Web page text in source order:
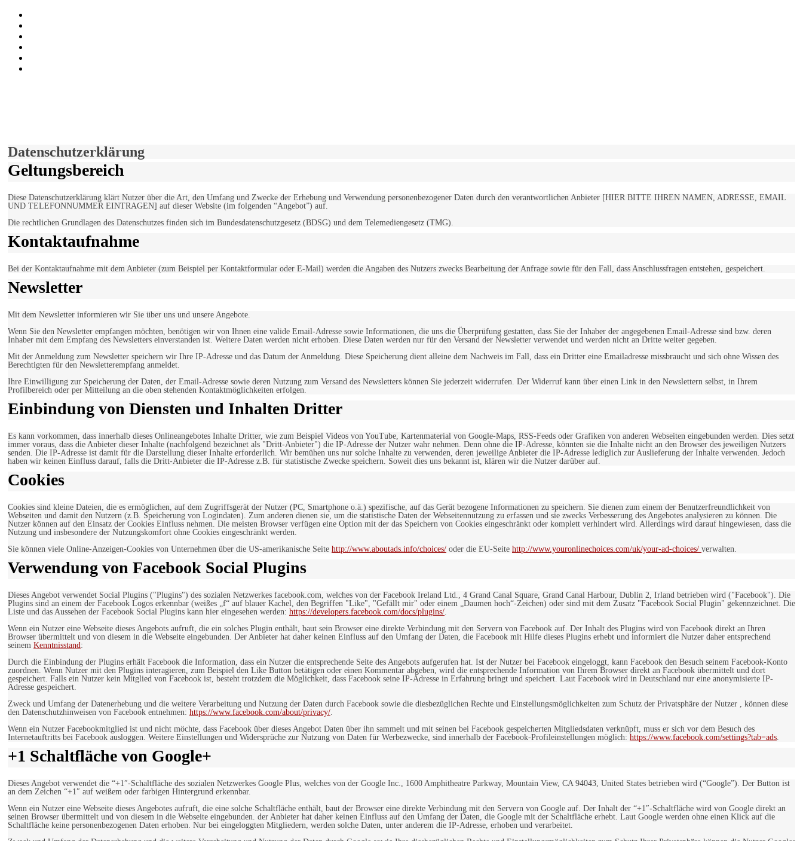
Datenschutzerklärung
Geltungsbereich
Diese Datenschutzerklärung klärt Nutzer über die Art, den Umfang und Zwecke der Erhebung und Verwendung personenbezogener Daten durch den verantwortlichen Anbieter [HIER BITTE IHREN NAMEN, ADRESSE, EMAIL
UND TELEFONNUMMER EINTRAGEN] auf dieser Website (im folgenden “Angebot”) auf.
Die rechtlichen Grundlagen des Datenschutzes finden sich im Bundesdatenschutzgesetz (BDSG) und dem Telemediengesetz (TMG).
Kontaktaufnahme
Bei der Kontaktaufnahme mit dem Anbieter (zum Beispiel per Kontaktformular oder E-Mail) werden die Angaben des Nutzers zwecks Bearbeitung der Anfrage sowie für den Fall, dass Anschlussfragen entstehen, gespeichert.
Newsletter
Mit dem Newsletter informieren wir Sie über uns und unsere Angebote.
Wenn Sie den Newsletter empfangen möchten, benötigen wir von Ihnen eine valide Email-Adresse sowie Informationen, die uns die Überprüfung gestatten, dass Sie der Inhaber der angegebenen Email-Adresse sind bzw. deren
Inhaber mit dem Empfang des Newsletters einverstanden ist. Weitere Daten werden nicht erhoben. Diese Daten werden nur für den Versand der Newsletter verwendet und werden nicht an Dritte weiter gegeben.
Mit der Anmeldung zum Newsletter speichern wir Ihre IP-Adresse und das Datum der Anmeldung. Diese Speicherung dient alleine dem Nachweis im Fall, dass ein Dritter eine Emailadresse missbraucht und sich ohne Wissen des
Berechtigten für den Newsletterempfang anmeldet.
Ihre Einwilligung zur Speicherung der Daten, der Email-Adresse sowie deren Nutzung zum Versand des Newsletters können Sie jederzeit widerrufen. Der Widerruf kann über einen Link in den Newslettern selbst, in Ihrem
Profilbereich oder per Mitteilung an die oben stehenden Kontaktmöglichkeiten erfolgen.
Einbindung von Diensten und Inhalten Dritter
Es kann vorkommen, dass innerhalb dieses Onlineangebotes Inhalte Dritter, wie zum Beispiel Videos von YouTube, Kartenmaterial von Google-Maps, RSS-Feeds oder Grafiken von anderen Webseiten eingebunden werden. Dies setzt
immer voraus, dass die Anbieter dieser Inhalte (nachfolgend bezeichnet als "Dritt-Anbieter") die IP-Adresse der Nutzer wahr nehmen. Denn ohne die IP-Adresse, könnten sie die Inhalte nicht an den Browser des jeweiligen Nutzers
senden. Die IP-Adresse ist damit für die Darstellung dieser Inhalte erforderlich. Wir bemühen uns nur solche Inhalte zu verwenden, deren jeweilige Anbieter die IP-Adresse lediglich zur Auslieferung der Inhalte verwenden. Jedoch
haben wir keinen Einfluss darauf, falls die Dritt-Anbieter die IP-Adresse z.B. für statistische Zwecke speichern. Soweit dies uns bekannt ist, klären wir die Nutzer darüber auf.
Cookies
Cookies sind kleine Dateien, die es ermöglichen, auf dem Zugriffsgerät der Nutzer (PC, Smartphone o.ä.) spezifische, auf das Gerät bezogene Informationen zu speichern. Sie dienen zum einem der Benutzerfreundlichkeit von
Webseiten und damit den Nutzern (z.B. Speicherung von Logindaten). Zum anderen dienen sie, um die statistische Daten der Webseitennutzung zu erfassen und sie zwecks Verbesserung des Angebotes analysieren zu können. Die
Nutzer können auf den Einsatz der Cookies Einfluss nehmen. Die meisten Browser verfügen eine Option mit der das Speichern von Cookies eingeschränkt oder komplett verhindert wird. Allerdings wird darauf hingewiesen, dass die
Nutzung und insbesondere der Nutzungskomfort ohne Cookies eingeschränkt werden.
Sie können viele Online-Anzeigen-Cookies von Unternehmen über die US-amerikanische Seite http://www.aboutads.info/choices/ oder die EU-Seite http://www.youronlinechoices.com/uk/your-ad-choices/ verwalten.
Verwendung von Facebook Social Plugins
Dieses Angebot verwendet Social Plugins ("Plugins") des sozialen Netzwerkes facebook.com, welches von der Facebook Ireland Ltd., 4 Grand Canal Square, Grand Canal Harbour, Dublin 2, Irland betrieben wird ("Facebook"). Die
Plugins sind an einem der Facebook Logos erkennbar (weißes „f“ auf blauer Kachel, den Begriffen "Like", "Gefällt mir" oder einem „Daumen hoch“-Zeichen) oder sind mit dem Zusatz "Facebook Social Plugin" gekennzeichnet. Die
Liste und das Aussehen der Facebook Social Plugins kann hier eingesehen werden: https://developers.facebook.com/docs/plugins/.
Wenn ein Nutzer eine Webseite dieses Angebots aufruft, die ein solches Plugin enthält, baut sein Browser eine direkte Verbindung mit den Servern von Facebook auf. Der Inhalt des Plugins wird von Facebook direkt an Ihren
Browser übermittelt und von diesem in die Webseite eingebunden. Der Anbieter hat daher keinen Einfluss auf den Umfang der Daten, die Facebook mit Hilfe dieses Plugins erhebt und informiert die Nutzer daher entsprechend
seinem Kenntnisstand:
Durch die Einbindung der Plugins erhält Facebook die Information, dass ein Nutzer die entsprechende Seite des Angebots aufgerufen hat. Ist der Nutzer bei Facebook eingeloggt, kann Facebook den Besuch seinem Facebook-Konto
zuordnen. Wenn Nutzer mit den Plugins interagieren, zum Beispiel den Like Button betätigen oder einen Kommentar abgeben, wird die entsprechende Information von Ihrem Browser direkt an Facebook übermittelt und dort
gespeichert. Falls ein Nutzer kein Mitglied von Facebook ist, besteht trotzdem die Möglichkeit, dass Facebook seine IP-Adresse in Erfahrung bringt und speichert. Laut Facebook wird in Deutschland nur eine anonymisierte IP-
Adresse gespeichert.
Zweck und Umfang der Datenerhebung und die weitere Verarbeitung und Nutzung der Daten durch Facebook sowie die diesbezüglichen Rechte und Einstellungsmöglichkeiten zum Schutz der Privatsphäre der Nutzer , können diese
den Datenschutzhinweisen von Facebook entnehmen: https://www.facebook.com/about/privacy/.
Wenn ein Nutzer Facebookmitglied ist und nicht möchte, dass Facebook über dieses Angebot Daten über ihn sammelt und mit seinen bei Facebook gespeicherten Mitgliedsdaten verknüpft, muss er sich vor dem Besuch des
Internetauftritts bei Facebook ausloggen. Weitere Einstellungen und Widersprüche zur Nutzung von Daten für Werbezwecke, sind innerhalb der Facebook-Profileinstellungen möglich: https://www.facebook.com/settings?tab=ads.
+1 Schaltfläche von Google+
Dieses Angebot verwendet die “+1″-Schaltfläche des sozialen Netzwerkes Google Plus, welches von der Google Inc., 1600 Amphitheatre Parkway, Mountain View, CA 94043, United States betrieben wird (“Google”). Der Button ist
an dem Zeichen “+1″ auf weißem oder farbigen Hintergrund erkennbar.
Wenn ein Nutzer eine Webseite dieses Angebotes aufruft, die eine solche Schaltfläche enthält, baut der Browser eine direkte Verbindung mit den Servern von Google auf. Der Inhalt der “+1″-Schaltfläche wird von Google direkt an
seinen Browser übermittelt und von diesem in die Webseite eingebunden. der Anbieter hat daher keinen Einfluss auf den Umfang der Daten, die Google mit der Schaltfläche erhebt. Laut Google werden ohne einen Klick auf die
Schaltfläche keine personenbezogenen Daten erhoben. Nur bei eingeloggten Mitgliedern, werden solche Daten, unter anderem die IP-Adresse, erhoben und verarbeitet.